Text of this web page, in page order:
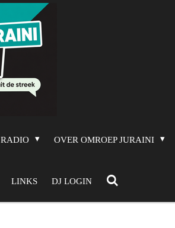
RADIO OVER OMROEP JURAINI
LINKS DJ LOGIN